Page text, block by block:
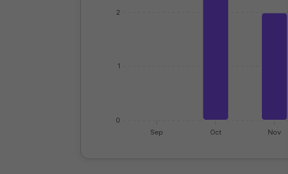
0
1
2
Sep Oct Nov